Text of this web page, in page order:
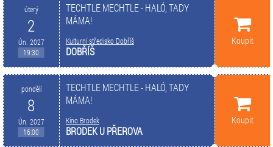
úterý
2
Ún. 2027
19:30
TECHTLE MECHTLE - HALÓ, TADY
MÁMA!
Kulturní středisko Dobříš
DOBŘÍŠ
Koupit
pondělí
8
Ún. 2027
16:00
TECHTLE MECHTLE - HALÓ, TADY
MÁMA!
Kino Brodek
BRODEK U PŘEROVA
Koupit